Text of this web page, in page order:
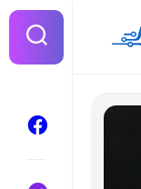
Skip
content